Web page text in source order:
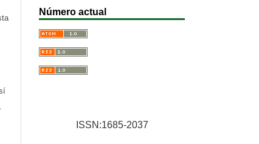
Número actual
ISSN:1685-2037